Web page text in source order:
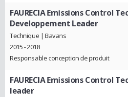
FAURECIA Emissions Control
Developpement Leader
Technique | Bavans
2015 - 2018
Responsable conception de produit
FAURECIA Emissions Control
leader